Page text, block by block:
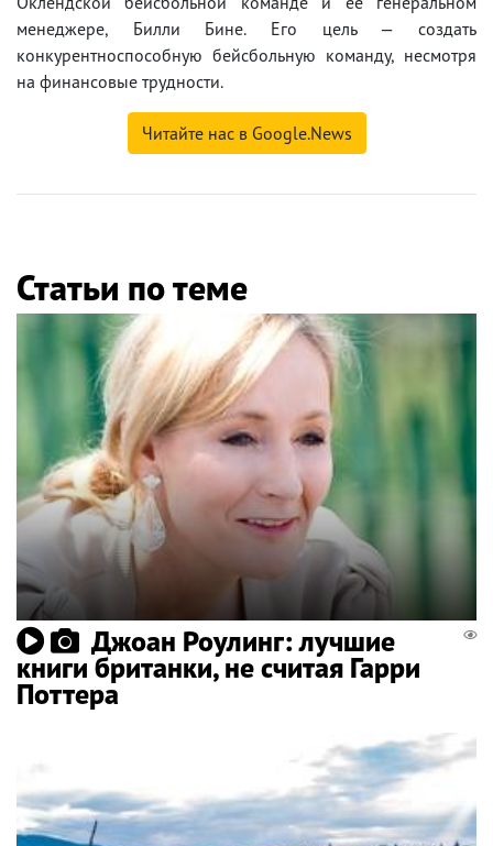
менеджере, Билли Бине. Его цель — создать
конкурентноспособную бейсбольную команду, несмотря
на финансовые трудности.
Читайте нас в Google.News
Статьи по теме
Джоан Роулинг: лучшие
книги британки, не считая Гарри
Поттера